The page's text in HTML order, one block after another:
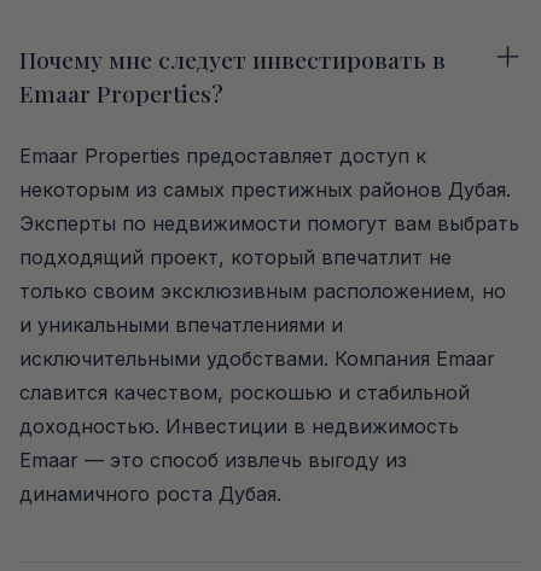
Почему мне следует инвестировать в
Emaar Properties?
Emaar Properties предоставляет доступ к
некоторым из самых престижных районов Дубая.
Эксперты по недвижимости помогут вам выбрать
подходящий проект, который впечатлит не
только своим эксклюзивным расположением, но
и уникальными впечатлениями и
исключительными удобствами. Компания Emaar
славится качеством, роскошью и стабильной
доходностью. Инвестиции в недвижимость
Emaar — это способ извлечь выгоду из
динамичного роста Дубая.